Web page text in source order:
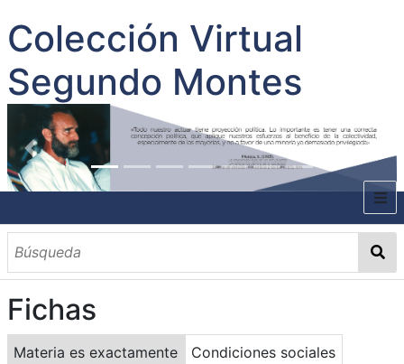
Colección Virtual
Segundo Montes
INICIO
SOBRE EL AUTOR
CONTENIDO
TODOS LOS DOCUMENTOS
CATEGORIAS
OBRAS SOBRE EL AUTOR P. SEGUNDO MONTES
MATERIAS
PALABRAS CLAVES
MULTIMEDIA
Fichas
Materia es exactamente Condiciones sociales